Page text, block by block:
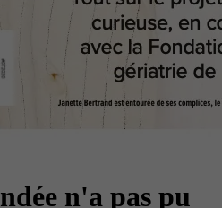
n'a pas pu